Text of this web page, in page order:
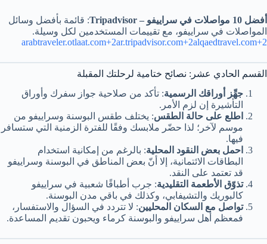
أفضل 10 مواصلات في سراييفو – Tripadvisor
: قائمة بأفضل وسائل
المواصلات في سراييفو، مع تقييمات المستخدمين لكل وسيلة. ​
arabtraveler.otlaat.com+2ar.tripadvisor.com+2alqaedtravel.com+2
القسم الحادي عشر: نصائح ختامية لرحلتك المقبلة
جهِّز أوراقك الرسمية: تأكد من صلاحية جواز سفرك وأوراق
التأشيرة إن لزم الأمر.
اطلع على حالة الطقس: يختلف طقس البوسنة وسراييفو من
موسم لآخر؛ لذا حضّر ملابسك وفقًا للفترة الزمنية التي ستسافر
فيها.
احمل بعض النقود المحلية: بالرغم من إمكانية استخدام
البطاقات الائتمانية، إلا أنّ بعض المناطق في البوسنة وسراييفو
قد تعتمد على النقد.
تذوّق الأطعمة التقليدية: جرب أطباقًا شعبية في سراييفو
كالبوريك والتشيفابي، وكذلك في باقي مدن البوسنة.
تواصل مع السكان المحليين: لا تتردد في السؤال والاستفسار،
فمعظم أهل سراييفو والبوسنة كرماء ويحبون تقديم المساعدة.